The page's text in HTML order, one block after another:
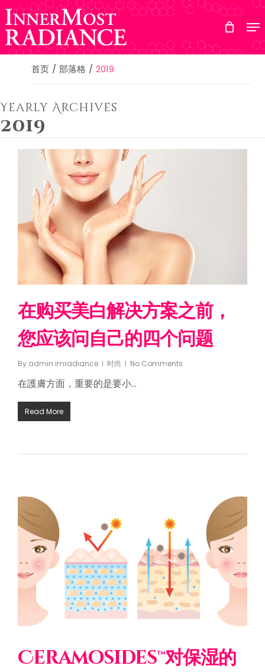
Skip
main
content
首页 部落格 2019
Yearly Archives
2019
在购买美白解决方案之前，
您应该问自己的四个问题
By admin imradiance 时尚 No Comments
在護膚方面，重要的是要小…
Read More
Ceramosides™对保湿的